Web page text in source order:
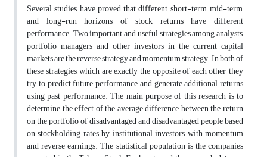
Several studies have proved that different short-term, mid-term,
and long-run horizons of stock returns have different
performance. Two important and useful strategies among analysts,
portfolio managers and other investors in the current capital
markets are the reverse strategy and momentum strategy. In both of
these strategies, which are exactly the opposite of each other, they
try to predict future performance and generate additional returns
using past performance. The main purpose of this research is to
determine the effect of the average difference between the return
on the portfolio of disadvantaged and disadvantaged people based
on stockholding rates by institutional investors with momentum
and reverse earnings. The statistical population is the companies